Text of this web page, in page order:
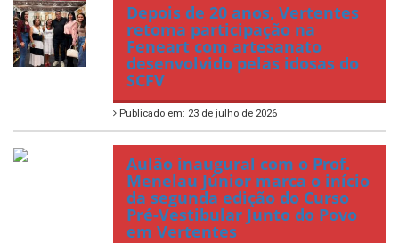
Depois de 20 anos, Vertentes
retoma participação na
Feneart com artesanato
desenvolvido pelas idosas do
SCFV
Publicado em: 23 de julho de 2026
Aulão inaugural com o Prof.
Menelau Júnior marca o início
da segunda edição do Curso
Pré-Vestibular Junto do Povo
em Vertentes